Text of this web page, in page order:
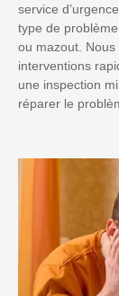
service
type de
ou mazout.
interventions
une inspection
réparer le